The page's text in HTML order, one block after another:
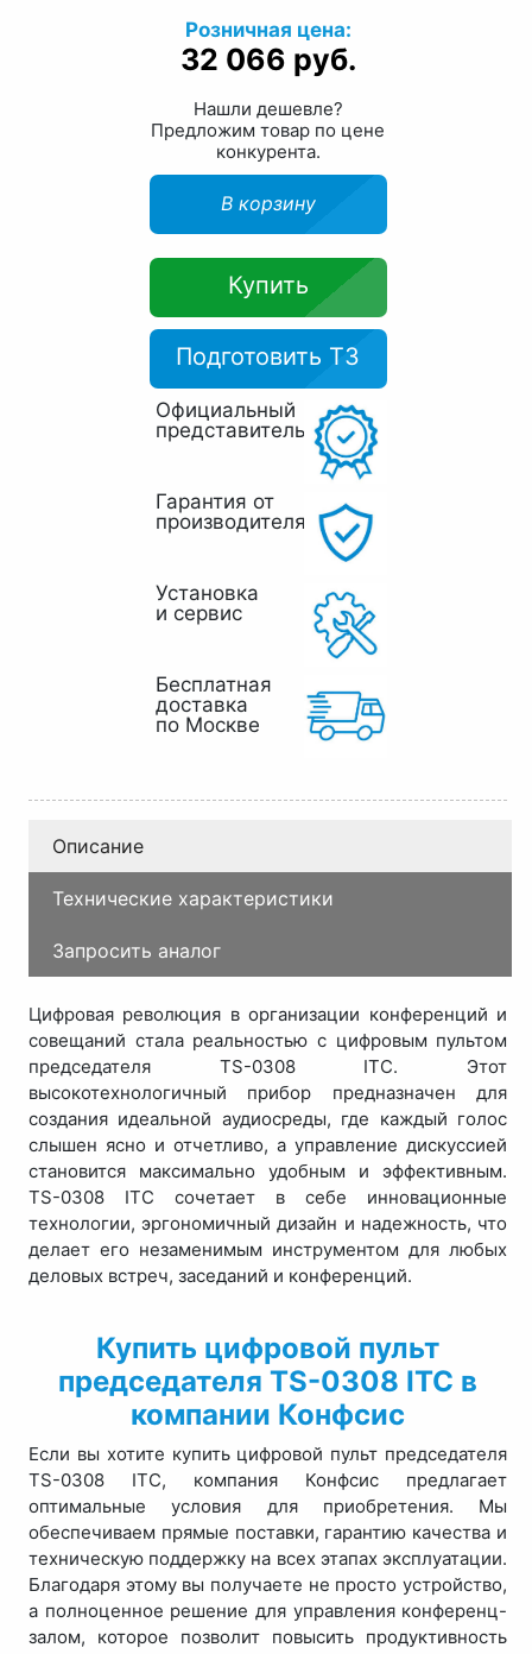
Розничная цена:
32 066 руб.
Нашли дешевле?
Предложим товар по цене
конкурента.
В корзину
Купить
Подготовить ТЗ
Официальный
представитель
Гарантия от
производителя
Установка
и сервис
Бесплатная
доставка
по Москве
Описание
Технические характеристики
Запросить аналог
Цифровая революция в организации конференций и
совещаний стала реальностью с цифровым пультом
председателя TS-0308 ITC. Этот
высокотехнологичный прибор предназначен для
создания идеальной аудиосреды, где каждый голос
слышен ясно и отчетливо, а управление дискуссией
становится максимально удобным и эффективным.
TS-0308 ITC сочетает в себе инновационные
технологии, эргономичный дизайн и надежность, что
делает его незаменимым инструментом для любых
деловых встреч, заседаний и конференций.
Купить цифровой пульт
председателя TS-0308 ITC в
компании Конфсис
Если вы хотите купить цифровой пульт председателя
TS-0308 ITC, компания Конфсис предлагает
оптимальные условия для приобретения. Мы
обеспечиваем прямые поставки, гарантию качества и
техническую поддержку на всех этапах эксплуатации.
Благодаря этому вы получаете не просто устройство,
а полноценное решение для управления конференц-
залом, которое позволит повысить продуктивность